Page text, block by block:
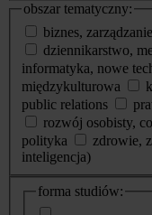
obszar tematyczny:
biznes, zarządzanie
dziennikarstwo,
informatyka, nowe
międzykulturowa
public relations
rozwój osobisty,
polityka
zdrowie,
inteligencja)
dodatkowe
informacje
forma studiów: